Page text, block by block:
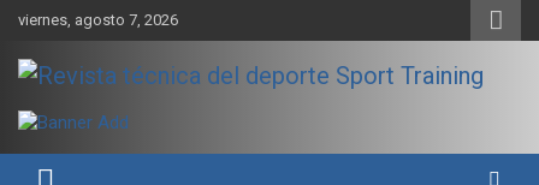
Skip
content
viernes, agosto 7, 2026
Revista técnica del deporte
Sport Training
rendimiento, nutrición y entrenamiento.